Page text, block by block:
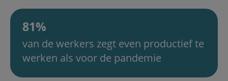
81%
van de werkers zegt even productief te
werken als voor de pandemie